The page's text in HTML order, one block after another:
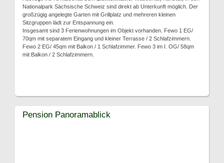
Nationalpark Sächsische Schweiz sind direkt ab Unterkunft möglich. Der
großzügig angelegte Garten mit Grillplatz und mehreren kleinen
Sitzgruppen lädt zur Entspannung ein.
Insgesamt sind 3 Ferienwohnungen im Objekt vorhanden. Fewo 1 EG/
70qm mit separatem Eingang und kleiner Terrasse / 2 Schlafzimmern.
Fewo 2 EG/ 45qm mit Balkon / 1 Schlafzimmer. Fewo 3 im I. OG/ 58qm
mit Balkon / 2 Schlafzimmern.
Pension Panoramablick